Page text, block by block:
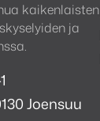
kaikenlaisten
ja
Joensuu